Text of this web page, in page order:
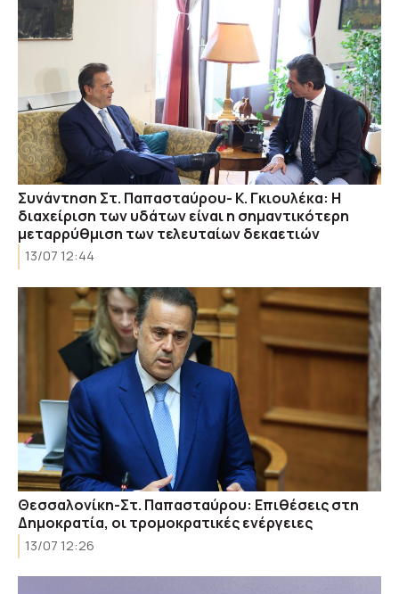
Συνάντηση Στ. Παπασταύρου- Κ. Γκιουλέκα: Η
διαχείριση των υδάτων είναι η σημαντικότερη
μεταρρύθμιση των τελευταίων δεκαετιών
13/07 12:44
Θεσσαλονίκη-Στ. Παπασταύρου: Επιθέσεις στη
Δημοκρατία, οι τρομοκρατικές ενέργειες
13/07 12:26